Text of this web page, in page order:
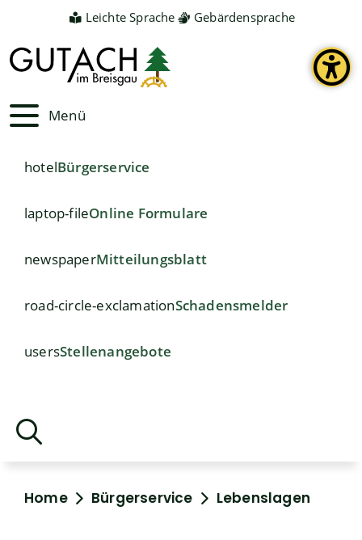
Leichte Sprache Gebärdensprache
Menü
hotelBürgerservice
laptop-fileOnline Formulare
newspaperMitteilungsblatt
road-circle-exclamationSchadensmelder
usersStellenangebote
Home Bürgerservice Lebenslagen